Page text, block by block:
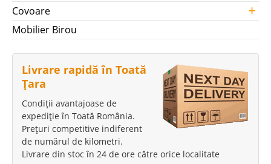
Covoare
+
Mobilier Birou
Livrare rapidă în Toată
Țara
Condiții avantajoase de
expediție în Toată România.
Prețuri competitive indiferent
de numărul de kilometri.
Livrare din stoc în 24 de ore către orice localitate